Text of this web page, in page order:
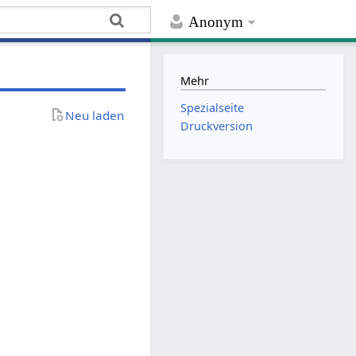
Anonym
Neu laden
Mehr
Spezialseite
Druckversion